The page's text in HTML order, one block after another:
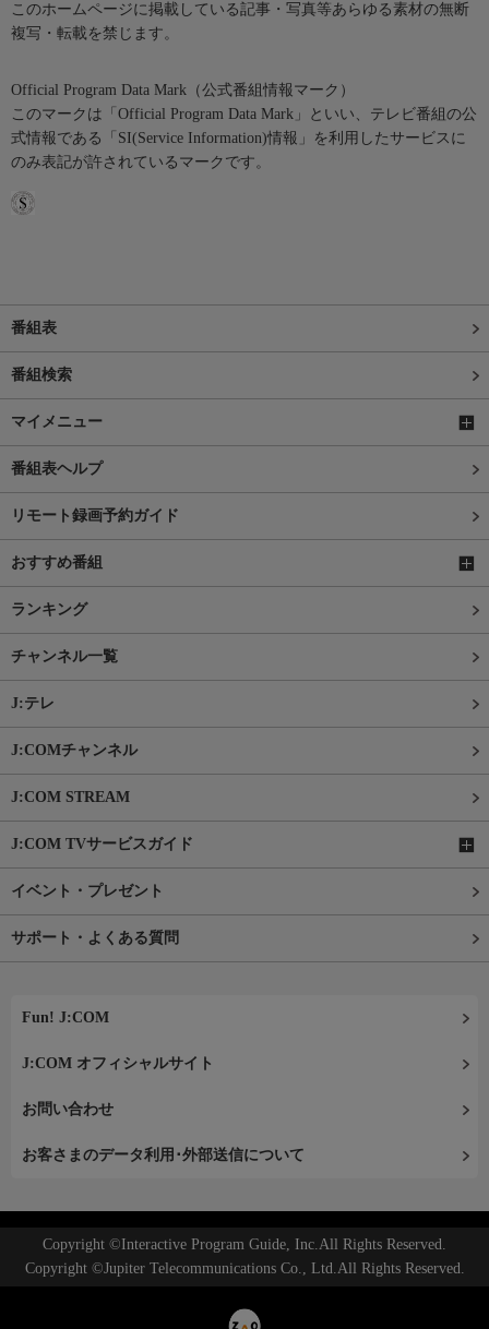
このホームページに掲載している記事・写真等あらゆる素材の無断
複写・転載を禁じます。
Official Program Data Mark（公式番組情報マーク）
このマークは「Official Program Data Mark」といい、テレビ番組の公
式情報である「SI(Service Information)情報」を利用したサービスに
のみ表記が許されているマークです。
番組表
番組検索
マイメニュー
番組表ヘルプ
リモート録画予約ガイド
おすすめ番組
ランキング
チャンネル一覧
J:テレ
J:COMチャンネル
J:COM STREAM
J:COM TVサービスガイド
イベント・プレゼント
サポート・よくある質問
Fun! J:COM
J:COM オフィシャルサイト
お問い合わせ
お客さまのデータ利用･外部送信について
Copyright ©Interactive Program Guide, Inc.All Rights Reserved.
Copyright ©Jupiter Telecommunications Co., Ltd.All Rights Reserved.